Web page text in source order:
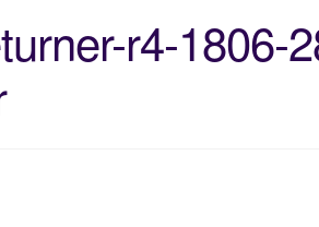
r4-1806-